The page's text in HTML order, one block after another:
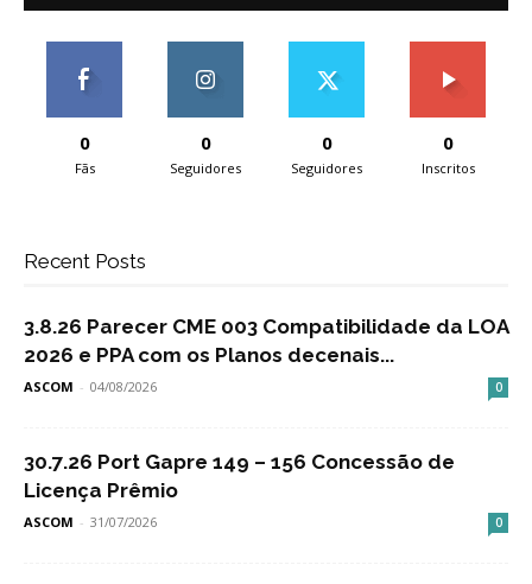
0
Fãs
0
Seguidores
0
Seguidores
0
Inscritos
Recent Posts
3.8.26 Parecer CME 003 Compatibilidade da LOA
2026 e PPA com os Planos decenais...
ASCOM - 04/08/2026 0
30.7.26 Port Gapre 149 – 156 Concessão de
Licença Prêmio
ASCOM - 31/07/2026 0